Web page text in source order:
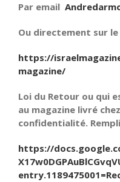
Par email
Ou directement sur
https://
magazine/
Loi du Retour ou qui
au magazine livré
confidentialité.
https://